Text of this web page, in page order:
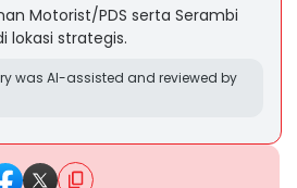
Motorist/PDS serta Serambi
lokasi strategis.
was AI-assisted and reviewed by